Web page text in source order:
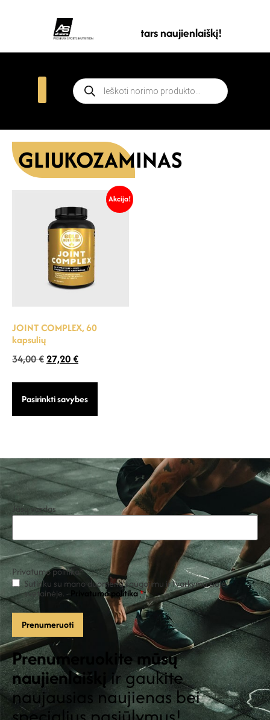
Prenumeruokite all stars naujienlaiškį!
GLIUKOZAMINAS
Akcija!
JOINT COMPLEX, 60
kapsulių
34,00€ 27,20€
Pasirinkti savybes
Jūsų vardas
Privatumo politika*
Sutinku su mano duomenų saugojimu ir tvarkymu šioje
svetainėje. - Privatumo politika*
Prenumeruokite mūsų
naujienlaiškįir gaukite
naujausias naujienas bei